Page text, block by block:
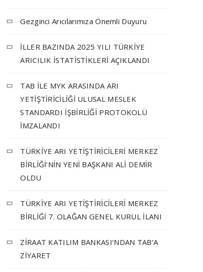
Gezginci Arıcılarımıza Önemli Duyuru
İLLER BAZINDA 2025 YILI TÜRKİYE
ARICILIK İSTATİSTİKLERİ AÇIKLANDI
TAB İLE MYK ARASINDA ARI
YETİŞTİRİCİLİĞİ ULUSAL MESLEK
STANDARDI İŞBİRLİĞİ PROTOKOLÜ
İMZALANDI
TÜRKİYE ARI YETİŞTİRİCİLERİ MERKEZ
BİRLİĞİ’NİN YENİ BAŞKANI ALİ DEMİR
OLDU
TÜRKİYE ARI YETİŞTİRİCİLERİ MERKEZ
BİRLİĞİ 7. OLAĞAN GENEL KURUL İLANI
ZİRAAT KATILIM BANKASI’NDAN TAB’A
ZİYARET